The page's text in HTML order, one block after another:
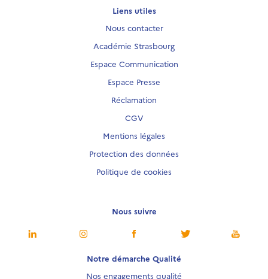
Liens utiles
Nous contacter
Académie Strasbourg
Espace Communication
Espace Presse
Réclamation
CGV
Mentions légales
Protection des données
Politique de cookies
Nous suivre
Notre démarche Qualité
Nos engagements qualité